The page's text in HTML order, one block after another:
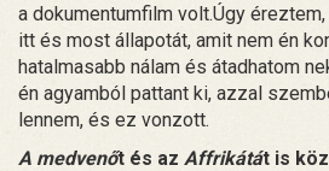
a dokumentumfilm volt.Úgy
itt és most állapotát, amit nem én
hatalmasabb nálam és átadhatom
én agyamból pattant ki, azzal
lennem, és ez vonzott.
A medvenőt és az Affrikátát is